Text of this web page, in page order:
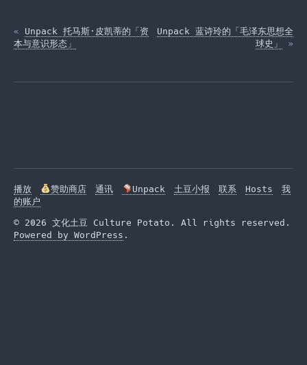
« Unpack 托马斯·皮凯蒂的「资
本与意识形态」
Unpack 蓝诗玲的「毛泽东思想全
球史」
»
播放 赞助商店 通讯 Unpack 土豆小报 联系 Hosts
我
的账户
© 2026 文化土豆 Culture Potato. All rights reserved.
Powered by WordPress .